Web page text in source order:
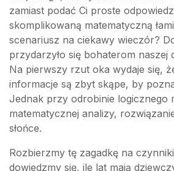
zamiast podać Ci proste
skomplikowaną matematyczną
scenariusz na ciekawy wieczór?
przydarzyło się bohaterom naszej
Na pierwszy rzut oka wydaje się,
informacje są zbyt skąpe, by
Jednak przy odrobinie logicznego
matematycznej analizy,
słońce.
Rozbierzmy tę zagadkę na
dowiedzmy się, ile lat mają